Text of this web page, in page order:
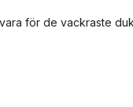
för de vackraste